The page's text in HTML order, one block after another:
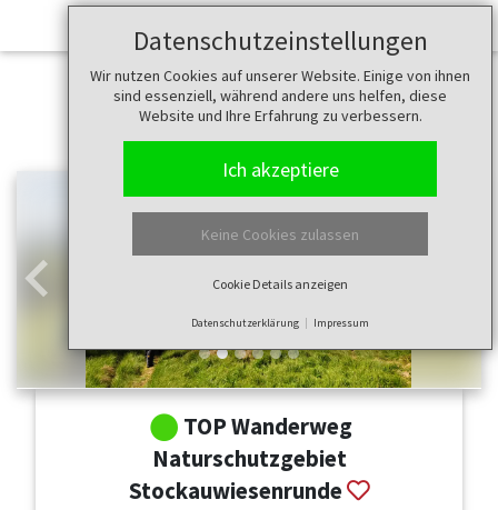
Datenschutzeinstellungen
Wir nutzen Cookies auf unserer Website. Einige von ihnen
sind essenziell, während andere uns helfen, diese
Website und Ihre Erfahrung zu verbessern.
Ich akzeptiere
Keine Cookies zulassen
Cookie Details anzeigen
Datenschutzerklärung Impressum
Zurück
TOP Wanderweg
Naturschutzgebiet
Stockauwiesenrunde